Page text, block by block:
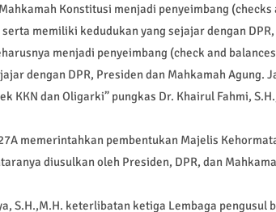
Konstitusi menjadi penyeimbang
memiliki kedudukan yang sejajar dengan
menjadi penyeimbang (check and
dengan DPR, Presiden dan Mahkamah Agung.
KKN dan Oligarki” pungkas Dr. Khairul Fahmi,
memerintahkan pembentukan Majelis
diusulkan oleh Presiden, DPR, dan
S.H.,M.H. keterlibatan ketiga Lembaga pengusul